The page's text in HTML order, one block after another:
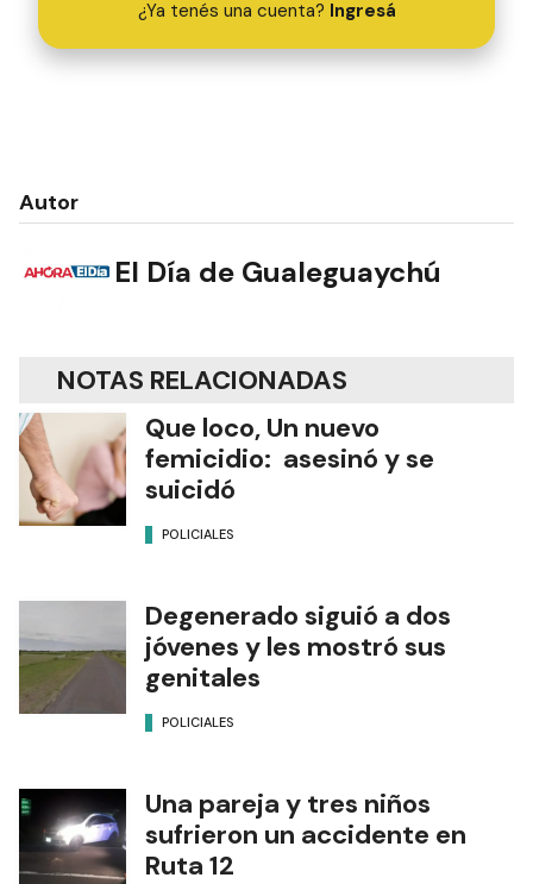
¿Ya tenés una cuenta? Ingresá
Autor
El Día de Gualeguaychú
NOTAS RELACIONADAS
Que loco, Un nuevo
femicidio: asesinó y se
suicidó
POLICIALES
Degenerado siguió a dos
jóvenes y les mostró sus
genitales
POLICIALES
Una pareja y tres niños
sufrieron un accidente en
Ruta 12